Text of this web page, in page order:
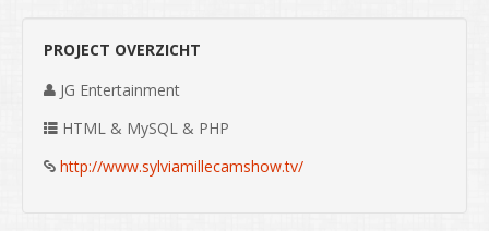
PROJECT OVERZICHT
JG Entertainment
HTML & MySQL & PHP
http://www.sylviamillecamshow.tv/